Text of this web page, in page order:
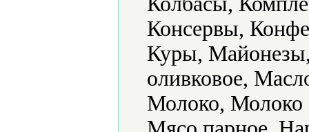
Консервы,
Куры,
оливковое,
Молоко, Молоко